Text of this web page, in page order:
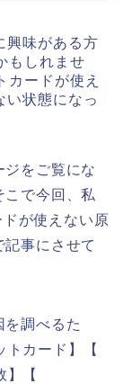
興味がある方
もしれませ
カードが使え
い状態になっ
ジをご覧にな
こで今回、私
が使えない原
事にさせて
を調べるた
トカード】【
】【